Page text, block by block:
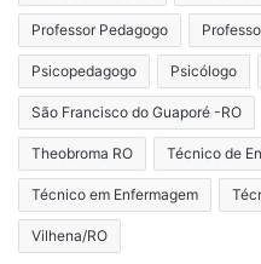
Professor Pedagogo
Psicopedagogo Psicólogo
São Francisco do Guaporé -RO
Theobroma RO Técnico de
Técnico em Enfermagem
Vilhena/RO